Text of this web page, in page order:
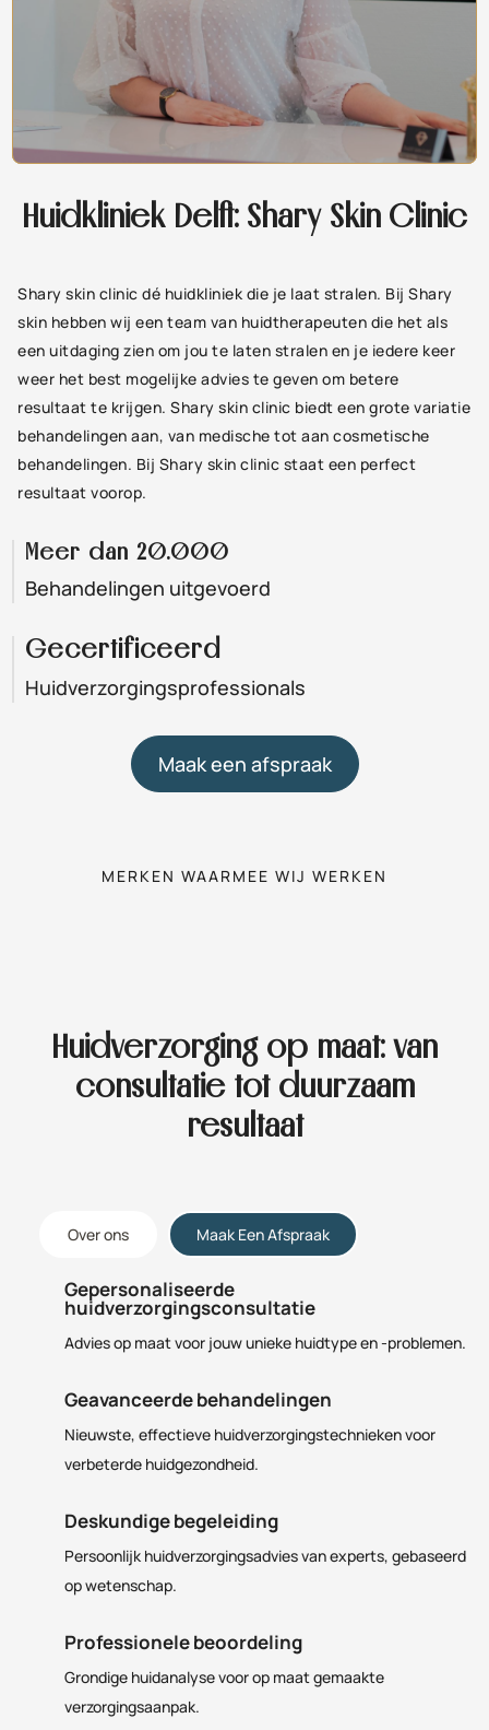
Huidkliniek Delft: Shary Skin Clinic
Shary skin clinic dé huidkliniek die je laat stralen. Bij Shary
skin hebben wij een team van huidtherapeuten die het als
een uitdaging zien om jou te laten stralen en je iedere keer
weer het best mogelijke advies te geven om betere
resultaat te krijgen. Shary skin clinic biedt een grote variatie
behandelingen aan, van medische tot aan cosmetische
behandelingen. Bij Shary skin clinic staat een perfect
resultaat voorop.
Meer dan 20.000
Behandelingen uitgevoerd
Gecertificeerd
Huidverzorgingsprofessionals
Maak een afspraak
MERKEN WAARMEE WIJ WERKEN
Huidverzorging op maat: van
consultatie tot duurzaam
resultaat
Over ons Maak Een Afspraak
Gepersonaliseerde
huidverzorgingsconsultatie
Advies op maat voor jouw unieke huidtype en -problemen.
Geavanceerde behandelingen
Nieuwste, effectieve huidverzorgingstechnieken voor
verbeterde huidgezondheid.
Deskundige begeleiding
Persoonlijk huidverzorgingsadvies van experts, gebaseerd
op wetenschap.
Professionele beoordeling
Grondige huidanalyse voor op maat gemaakte
verzorgingsaanpak.